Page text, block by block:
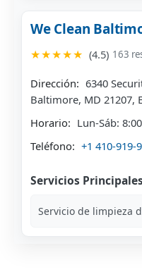
We Clean
★★★★★ (4.5) 163
Dirección: 6340
Baltimore, MD 21207,
Horario: Lun-Sáb:
Teléfono: +1 410-919-
Servicios
Servicio de limpieza